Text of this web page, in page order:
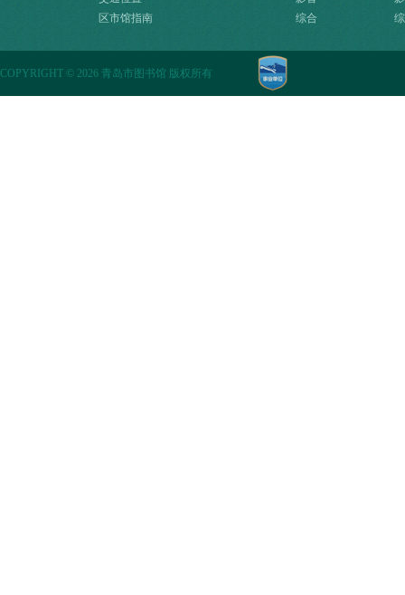
区市馆指南
综合
COPYRIGHT © 2026 青岛市图书馆 版权所有